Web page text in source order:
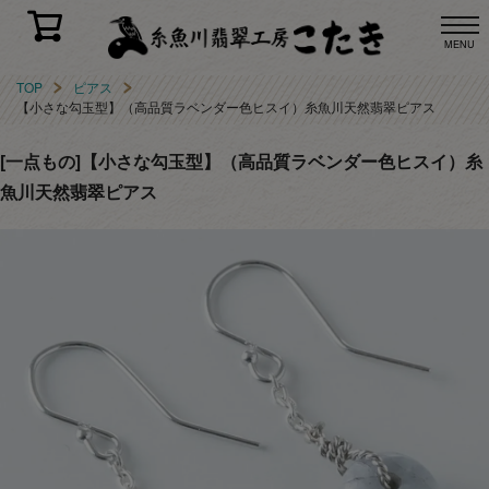
MENU
TOP
ピアス
【小さな勾玉型】（高品質ラベンダー色ヒスイ）糸魚川天然翡翠ピアス
[一点もの]【小さな勾玉型】（高品質ラベンダー色ヒスイ）糸
魚川天然翡翠ピアス